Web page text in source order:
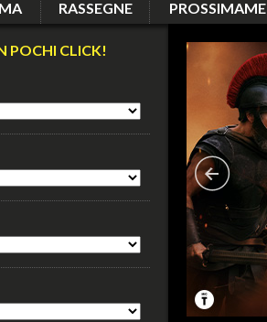
RASSEGNE
POCHI CLICK!